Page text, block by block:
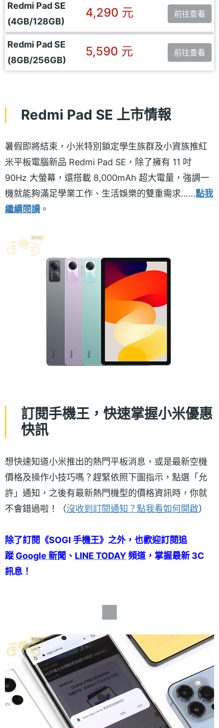
Redmi Pad SE
(4GB/128GB)
4,290 元 前往查看
Redmi Pad SE
(8GB/256GB)
5,590 元 前往查看
Redmi Pad SE 上市情報
暑假即將結束，小米特別鎖定學生族群及小資族推紅
米平板電腦新品 Redmi Pad SE，除了擁有 11 吋
90Hz 大螢幕，還搭載 8,000mAh 超大電量，強調一
機就能夠滿足學業工作、生活娛樂的雙重需求……點我
繼續閱讀 。
訂閱手機王，快速掌握小米優惠
快訊
想快速知道小米推出的熱門平板消息，或是最新空機
價格及操作小技巧嗎？趕緊依照下圖指示，點選「允
許」通知，之後有最新熱門機型的價格資訊時，你就
不會錯過啦！（沒收到訂閱通知？點我看如何開啟）
除了訂閱《SOGI 手機王》之外，也歡迎訂閱追
蹤Google 新聞 、 LINE TODAY頻道，掌握最新 3C
訊息！